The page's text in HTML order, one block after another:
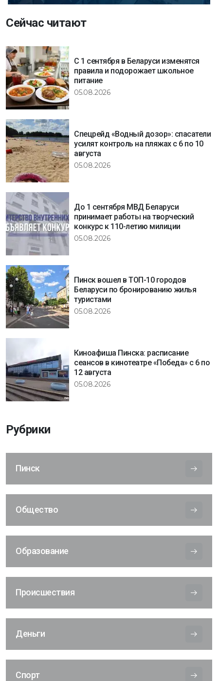
Сейчас читают
С 1 сентября в Беларуси изменятся
правила и подорожает школьное
питание
05.08.2026
Спецрейд «Водный дозор»: спасатели
усилят контроль на пляжах с 6 по 10
августа
05.08.2026
До 1 сентября МВД Беларуси
принимает работы на творческий
конкурс к 110-летию милиции
05.08.2026
Пинск вошел в ТОП-10 городов
Беларуси по бронированию жилья
туристами
05.08.2026
Киноафиша Пинска: расписание
сеансов в кинотеатре «Победа» с 6 по
12 августа
05.08.2026
Рубрики
Пинск
Общество
Образование
Происшествия
Деньги
Спорт